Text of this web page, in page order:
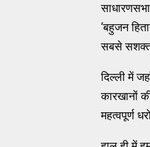
‘बहुजन
सबसे सशक्त
दिल्ली में
कारखानों
महत्वपूर्ण